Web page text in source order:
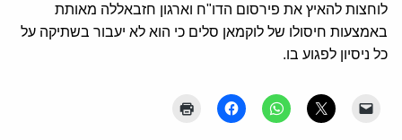
לוחצות להאיץ את פירסום הדו"ח וארגון חזבאללה מאותת
באמצעות חיסולו של לוקמאן סלים כי הוא לא יעבור בשתיקה על
כל ניסיון לפגוע בו.